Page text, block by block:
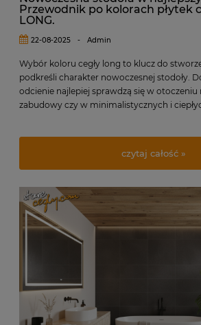
Przewodnik po kolorach płytek
LONG.
22-08-2025 - Admin
Wybór koloru cegły long to klucz do
podkreśli charakter nowoczesnej stodoły.
odcienie najlepiej sprawdzą się w otoczeniu
zabudowy czy w minimalistycznych i
czytaj całość »